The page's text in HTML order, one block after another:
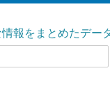
報をまとめたデー